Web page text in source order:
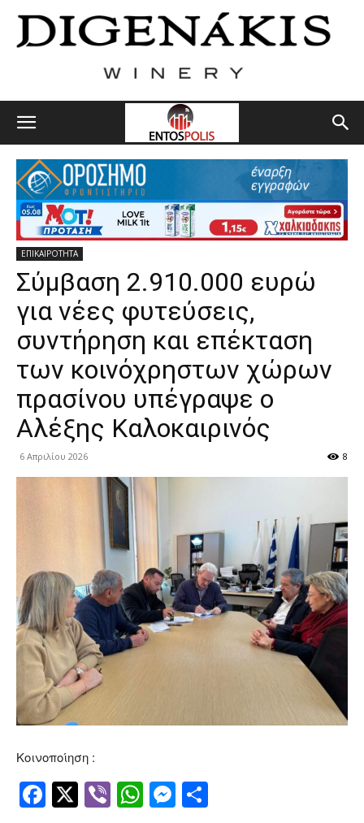
ΕΠΙΚΑΙΡΟΤΗΤΑ
Σύμβαση 2.910.000 ευρώ
για νέες φυτεύσεις,
συντήρηση και επέκταση
των κοινόχρηστων χώρων
πρασίνου υπέγραψε ο
Αλέξης Καλοκαιρινός
6 Απριλίου 2026 8
Κοινοποίηση :
Facebook
Twitter
ViberWhatsApp
Messenger